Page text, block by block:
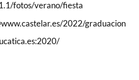
fotos/verano/fiesta
2022/graduacion